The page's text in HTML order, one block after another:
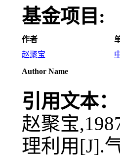
基金项目:
作者
赵聚宝
Author Name
引用文本：
赵聚宝
理利用[J].